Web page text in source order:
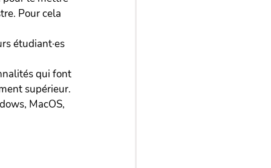
Pour cela
étudiant·es
qui font
supérieur.
MacOS,